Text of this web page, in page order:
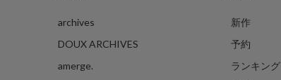
archives
DOUX ARCHIVES
amerge.
新作
予約
ランキング